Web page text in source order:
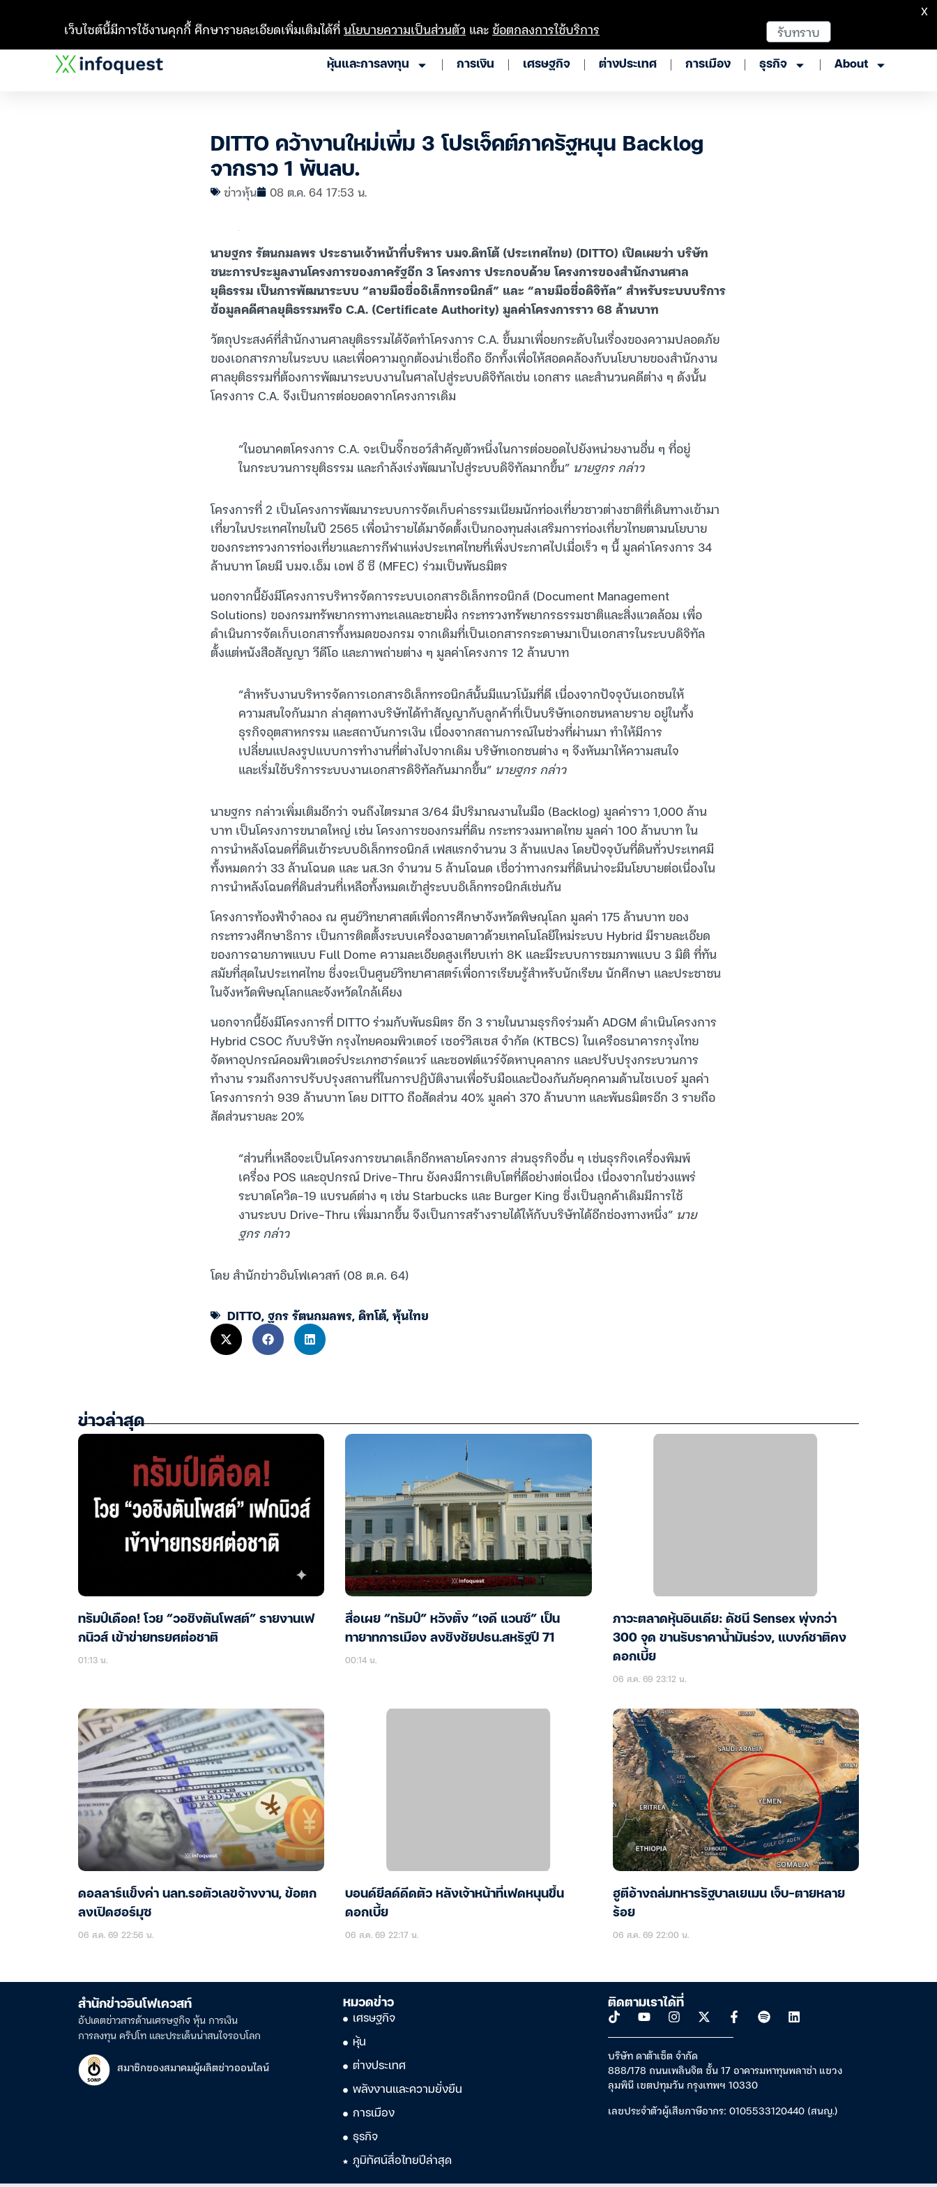
หุ้นและการลงทุน การเงิน เศรษฐกิจ ต่างประเทศ การเมือง ธุรกิจ About
DITTO คว้างานใหม่เพิ่ม 3 โปรเจ็คต์ภาครัฐหนุน Backlog
จากราว 1 พันลบ.
ข่าวหุ้น 08 ต.ค. 64 17:53 น.
นายฐกร รัตนกมลพร ประธานเจ้าหน้าที่บริหาร บมจ.ดิทโต้ (ประเทศไทย) (DITTO) เปิดเผยว่า บริษัท
ชนะการประมูลงานโครงการของภาครัฐอีก 3 โครงการ ประกอบด้วย โครงการของสำนักงานศาล
ยุติธรรม เป็นการพัฒนาระบบ “ลายมือชื่ออิเล็กทรอนิกส์” และ “ลายมือชื่อดิจิทัล” สำหรับระบบบริการ
ข้อมูลคดีศาลยุติธรรมหรือ C.A. (Certificate Authority) มูลค่าโครงการราว 68 ล้านบาท
วัตถุประสงค์ที่สำนักงานศาลยุติธรรมได้จัดทำโครงการ C.A. ขึ้นมาเพื่อยกระดับในเรื่องของความปลอดภัย
ของเอกสารภายในระบบ และเพื่อความถูกต้องน่าเชื่อถือ อีกทั้งเพื่อให้สอดคล้องกับนโยบายของสำนักงาน
ศาลยุติธรรมที่ต้องการพัฒนาระบบงานในศาลไปสู่ระบบดิจิทัลเช่น เอกสาร และสำนวนคดีต่าง ๆ ดังนั้น
โครงการ C.A. จึงเป็นการต่อยอดจากโครงการเดิม
“ในอนาคตโครงการ C.A. จะเป็นจิ๊กซอว์สำคัญตัวหนึ่งในการต่อยอดไปยังหน่วยงานอื่น ๆ ที่อยู่
ในกระบวนการยุติธรรม และกำลังเร่งพัฒนาไปสู่ระบบดิจิทัลมากขึ้น” นายฐกร กล่าว
โครงการที่ 2 เป็นโครงการพัฒนาระบบการจัดเก็บค่าธรรมเนียมนักท่องเที่ยวชาวต่างชาติที่เดินทางเข้ามา
เที่ยวในประเทศไทยในปี 2565 เพื่อนำรายได้มาจัดตั้งเป็นกองทุนส่งเสริมการท่องเที่ยวไทยตามนโยบาย
ของกระทรวงการท่องเที่ยวและการกีฬาแห่งประเทศไทยที่เพิ่งประกาศไปเมื่อเร็ว ๆ นี้ มูลค่าโครงการ 34
ล้านบาท โดยมี บมจ.เอ็ม เอฟ อี ซี (MFEC) ร่วมเป็นพันธมิตร
นอกจากนี้ยังมีโครงการบริหารจัดการระบบเอกสารอิเล็กทรอนิกส์ (Document Management
Solutions) ของกรมทรัพยากรทางทะเลและชายฝั่ง กระทรวงทรัพยากรธรรมชาติและสิ่งแวดล้อม เพื่อ
ดำเนินการจัดเก็บเอกสารทั้งหมดของกรม จากเดิมที่เป็นเอกสารกระดาษมาเป็นเอกสารในระบบดิจิทัล
ตั้งแต่หนังสือสัญญา วีดีโอ และภาพถ่ายต่าง ๆ มูลค่าโครงการ 12 ล้านบาท
“สำหรับงานบริหารจัดการเอกสารอิเล็กทรอนิกส์นั้นมีแนวโน้มที่ดี เนื่องจากปัจจุบันเอกชนให้
ความสนใจกันมาก ล่าสุดทางบริษัทได้ทำสัญญากับลูกค้าที่เป็นบริษัทเอกชนหลายราย อยู่ในทั้ง
ธุรกิจอุตสาหกรรม และสถาบันการเงิน เนื่องจากสถานการณ์ในช่วงที่ผ่านมา ทำให้มีการ
เปลี่ยนแปลงรูปแบบการทำงานที่ต่างไปจากเดิม บริษัทเอกชนต่าง ๆ จึงหันมาให้ความสนใจ
และเริ่มใช้บริการระบบงานเอกสารดิจิทัลกันมากขึ้น” นายฐกร กล่าว
นายฐกร กล่าวเพิ่มเติมอีกว่า จนถึงไตรมาส 3/64 มีปริมาณงานในมือ (Backlog) มูลค่าราว 1,000 ล้าน
บาท เป็นโครงการขนาดใหญ่ เช่น โครงการของกรมที่ดิน กระทรวงมหาดไทย มูลค่า 100 ล้านบาท ใน
การนำหลังโฉนดที่ดินเข้าระบบอิเล็กทรอนิกส์ เฟสแรกจำนวน 3 ล้านแปลง โดยปัจจุบันที่ดินทั่วประเทศมี
ทั้งหมดกว่า 33 ล้านโฉนด และ นส.3ก จำนวน 5 ล้านโฉนด เชื่อว่าทางกรมที่ดินน่าจะมีนโยบายต่อเนื่องใน
การนำหลังโฉนดที่ดินส่วนที่เหลือทั้งหมดเข้าสู่ระบบอิเล็กทรอนิกส์เช่นกัน
โครงการท้องฟ้าจำลอง ณ ศูนย์วิทยาศาสต์เพื่อการศึกษาจังหวัดพิษณุโลก มูลค่า 175 ล้านบาท ของ
กระทรวงศึกษาธิการ เป็นการติดตั้งระบบเครื่องฉายดาวด้วยเทคโนโลยีใหม่ระบบ Hybrid มีรายละเอียด
ของการฉายภาพแบบ Full Dome ความละเอียดสูงเทียบเท่า 8K และมีระบบการชมภาพแบบ 3 มิติ ที่ทัน
สมัยที่สุดในประเทศไทย ซึ่งจะเป็นศูนย์วิทยาศาสตร์เพื่อการเรียนรู้สำหรับนักเรียน นักศึกษา และประชาชน
ในจังหวัดพิษณุโลกและจังหวัดใกล้เคียง
นอกจากนี้ยังมีโครงการที่ DITTO ร่วมกับพันธมิตร อีก 3 รายในนามธุรกิจร่วมค้า ADGM ดำเนินโครงการ
Hybrid CSOC กับบริษัท กรุงไทยคอมพิวเตอร์ เซอร์วิสเซส จำกัด (KTBCS) ในเครือธนาคารกรุงไทย
จัดหาอุปกรณ์คอมพิวเตอร์ประเภทฮาร์ดแวร์ และซอฟต์แวร์จัดหาบุคลากร และปรับปรุงกระบวนการ
ทำงาน รวมถึงการปรับปรุงสถานที่ในการปฏิบัติงานเพื่อรับมือและป้องกันภัยคุกคามด้านไซเบอร์ มูลค่า
โครงการกว่า 939 ล้านบาท โดย DITTO ถือสัดส่วน 40% มูลค่า 370 ล้านบาท และพันธมิตรอีก 3 รายถือ
สัดส่วนรายละ 20%
“ส่วนที่เหลือจะเป็นโครงการขนาดเล็กอีกหลายโครงการ ส่วนธุรกิจอื่น ๆ เช่นธุรกิจเครื่องพิมพ์
เครื่อง POS และอุปกรณ์ Drive-Thru ยังคงมีการเติบโตที่ดีอย่างต่อเนื่อง เนื่องจากในช่วงแพร่
ระบาดโควิด-19 แบรนด์ต่าง ๆ เช่น Starbucks และ Burger King ซึ่งเป็นลูกค้าเดิมมีการใช้
งานระบบ Drive-Thru เพิ่มมากขึ้น จึงเป็นการสร้างรายได้ให้กับบริษัทได้อีกช่องทางหนึ่ง” นาย
ฐกร กล่าว
โดย สำนักข่าวอินโฟเควสท์ (08 ต.ค. 64)
DITTO,ฐกร รัตนกมลพร,ดิทโต้,หุ้นไทย
ข่าวล่าสุด
ทรัมป์เดือด! โวย “วอชิงตันโพสต์” รายงานเฟ
กนิวส์ เข้าข่ายทรยศต่อชาติ
01:13 น.
สื่อเผย “ทรัมป์” หวังตั้ง “เจดี แวนซ์” เป็น
ทายาทการเมือง ลงชิงชัยปธน.สหรัฐปี 71
00:14 น.
ภาวะตลาดหุ้นอินเดีย: ดัชนี Sensex พุ่งกว่า
300 จุด ขานรับราคาน้ำมันร่วง, แบงก์ชาติคง
ดอกเบี้ย
06 ส.ค. 69 23:12 น.
ดอลลาร์แข็งค่า นลท.รอตัวเลขจ้างงาน, ข้อตก
ลงเปิดฮอร์มุซ
06 ส.ค. 69 22:56 น.
บอนด์ยีลด์ดีดตัว หลังเจ้าหน้าที่เฟดหนุนขึ้น
ดอกเบี้ย
06 ส.ค. 69 22:17 น.
ฮูตีอ้างถล่มทหารรัฐบาลเยเมน เจ็บ-ตายหลาย
ร้อย
06 ส.ค. 69 22:00 น.
สำนักข่าวอินโฟเควสท์
อัปเดตข่าวสารด้านเศรษฐกิจ หุ้น การเงิน
การลงทุน คริปโท และประเด็นน่าสนใจรอบโลก
สมาชิกของสมาคมผู้ผลิตข่าวออนไลน์
หมวดข่าว
เศรษฐกิจ
หุ้น
ต่างประเทศ
พลังงานและความยั่งยืน
การเมือง
ธุรกิจ
ภูมิทัศน์สื่อไทยปีล่าสุด
ติดตามเราได้ที่
บริษัท ดาต้าเซ็ต จำกัด
888/178 ถนนเพลินจิต ชั้น 17 อาคารมหาทุนพลาซ่า แขวง
ลุมพินี เขตปทุมวัน กรุงเทพฯ 10330
เลขประจำตัวผู้เสียภาษีอากร: 0105533120440 (สนญ.)
เว็บไซต์นี้มีการใช้งานคุกกี้ ศึกษารายละเอียดเพิ่มเติมได้ที่นโยบายความเป็นส่วนตัว และข้อตกลงการใช้บริการ รับทราบ
X